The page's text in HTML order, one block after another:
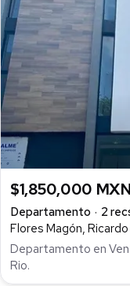
$1,850,000 MXN
Departamento
2
Flores Magón,
Departamento en
Rio.